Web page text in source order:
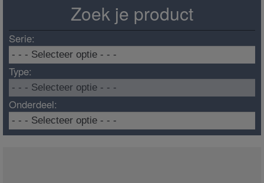
Zoek je product
Serie:
Type:
Onderdeel: